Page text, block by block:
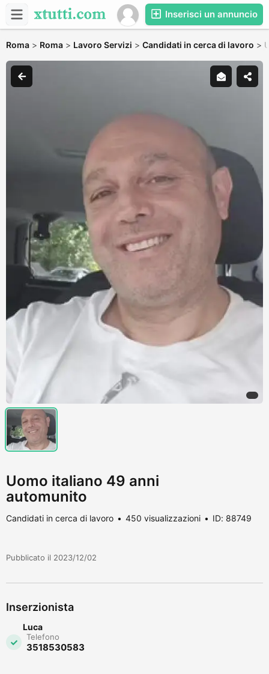
Inserisci un annuncio
Roma > Roma > Lavoro Servizi > Candidati in cerca di lavoro >
Uomo italiano 49 anni
automunito
Candidati in cerca di lavoro 450 visualizzazioni ID: 88749
Pubblicato il 2023/12/02
Inserzionista
Luca
Telefono
3518530583